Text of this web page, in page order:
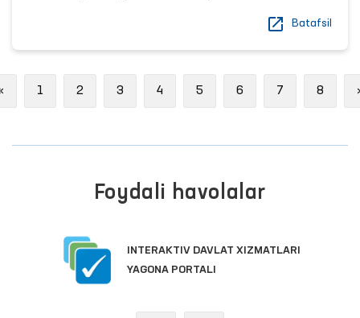
Batafsil
Previous
1 2 3 4 5 6 7 8
Foydali havolalar
INTERAKTIV DAVLAT XIZMATLARI
YAGONA PORTALI